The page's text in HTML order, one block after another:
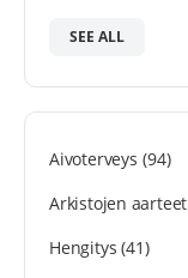
SEE ALL
Aivoterveys (94)
Arkistojen aarteet
Hengitys (41)